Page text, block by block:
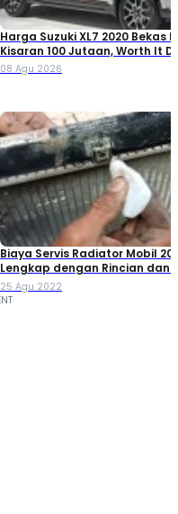
Harga Suzuki XL7 2020 Bekas
Kisaran 100 Jutaan, Worth It
08 Agu 2026
Biaya Servis Radiator Mobil
Lengkap dengan Rincian dan
Perawatannya
25 Agu 2022